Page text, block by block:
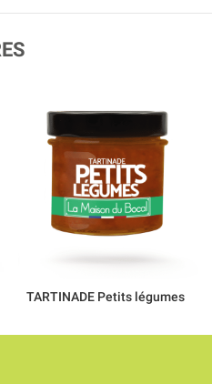
TARTINADE Petits légumes